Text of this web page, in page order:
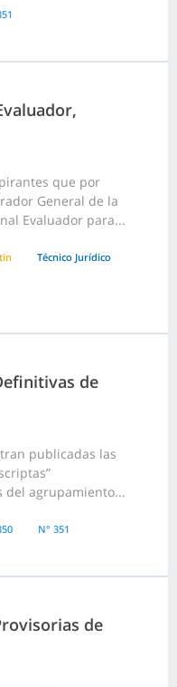
que por
General de la
Evaluador para...
Técnico Jurídico
de
publicadas las
del agrupamiento...
N° 351
de